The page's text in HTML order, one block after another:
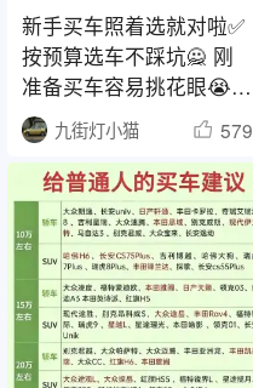
新手买车照着选就对啦✅
按预算选车不踩坑🙅 刚
准备买车容易挑花眼😭
整理了不同
九街灯小猫 579